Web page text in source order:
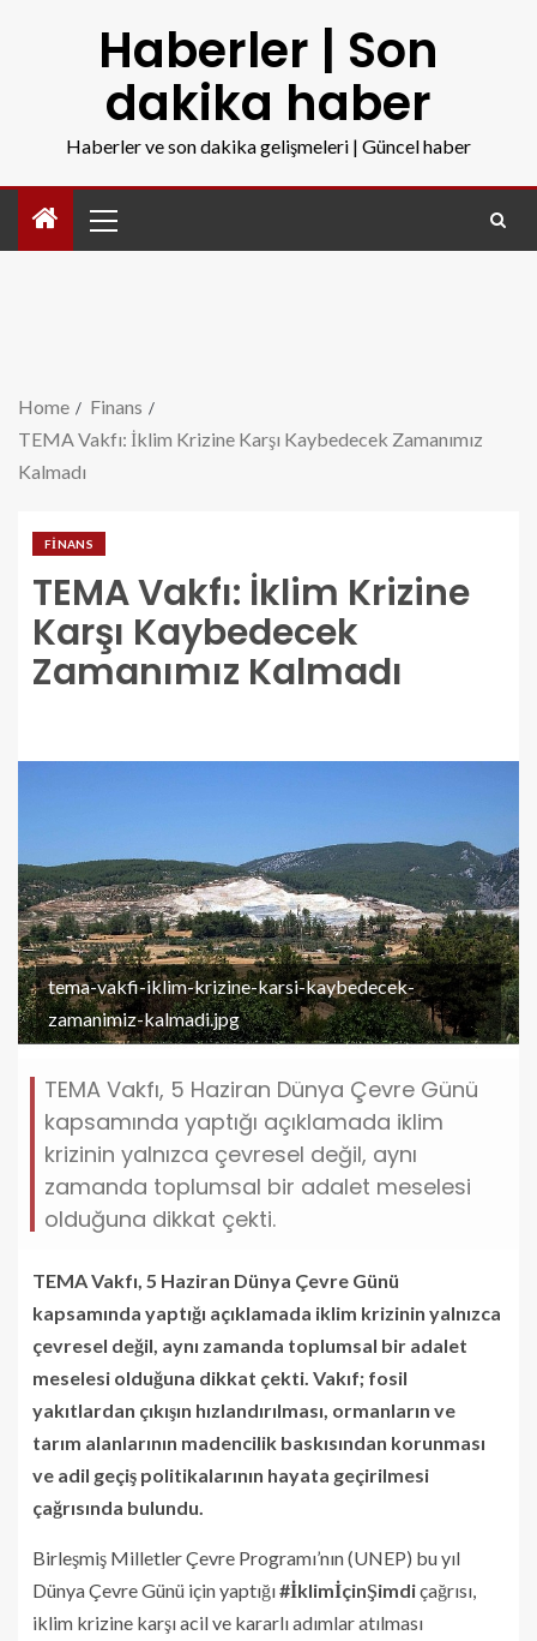
Haberler | Son
dakika haber
Haberler ve son dakika gelişmeleri | Güncel haber
Home
Finans
TEMA Vakfı: İklim Krizine Karşı Kaybedecek Zamanımız
Kalmadı
FINANS
TEMA Vakfı: İklim Krizine
Karşı Kaybedecek
Zamanımız Kalmadı
tema-vakfi-iklim-krizine-karsi-kaybedecek-
zamanimiz-kalmadi.jpg
TEMA Vakfı, 5 Haziran Dünya Çevre Günü
kapsamında yaptığı açıklamada iklim
krizinin yalnızca çevresel değil, aynı
zamanda toplumsal bir adalet meselesi
olduğuna dikkat çekti.
TEMA Vakfı, 5 Haziran Dünya Çevre Günü
kapsamında yaptığı açıklamada iklim krizinin yalnızca
çevresel değil, aynı zamanda toplumsal bir adalet
meselesi olduğuna dikkat çekti. Vakıf; fosil
yakıtlardan çıkışın hızlandırılması, ormanların ve
tarım alanlarının madencilik baskısından korunması
ve adil geçiş politikalarının hayata geçirilmesi
çağrısında bulundu.
Birleşmiş Milletler Çevre Programı’nın (UNEP) bu yıl
Dünya Çevre Günü için yaptığı#İklimİçinŞimdiçağrısı,
iklim krizine karşı acil ve kararlı adımlar atılması